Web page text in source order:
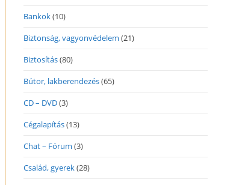
Bankok(10)
Biztonság, vagyonvédelem (21)
Biztosítás(80)
Bútor, lakberendezés(65)
CD – DVD(3)
Cégalapítás(13)
Chat – Fórum (3)
Család, gyerek(28)